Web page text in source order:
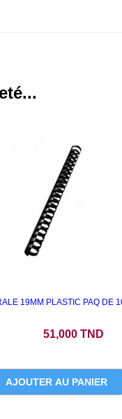
19MM PLASTIC PAQ DE
51,000 TND
AJOUTER AU PANIER